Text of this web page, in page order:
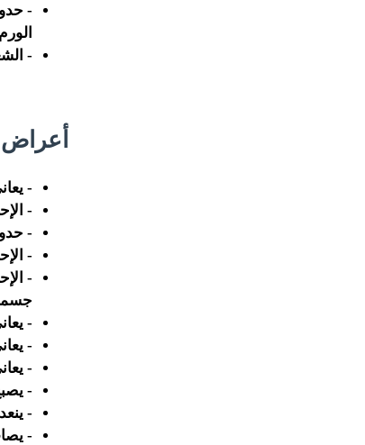
-
-
أعراض
-
-
-
-
-
-
-
-
-
-
-